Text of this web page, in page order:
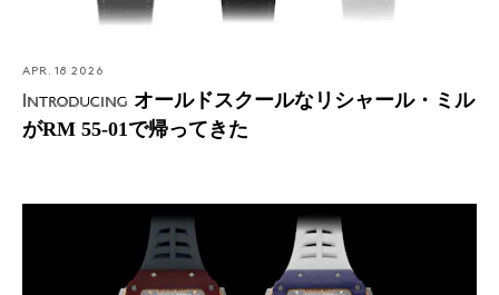
APR. 18 2026
Introducing オールドスクールなリシャール・ミル
がRM 55-01で帰ってきた
Introducing: リシャール・ミル RM 41-01 トゥールビヨン
サッカー ― ブランドの真髄であるエクストリームさを体